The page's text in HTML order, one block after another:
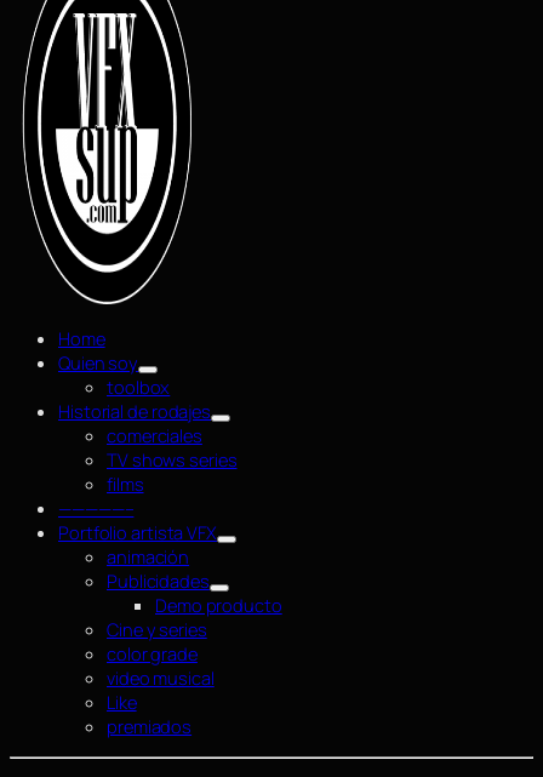
Home
Quien soy
toolbox
Historial de rodajes
comerciales
TV shows series
films
—————–
Portfolio artista VFX
animación
Publicidades
Demo producto
Cine y series
color grade
video musical
Like
premiados